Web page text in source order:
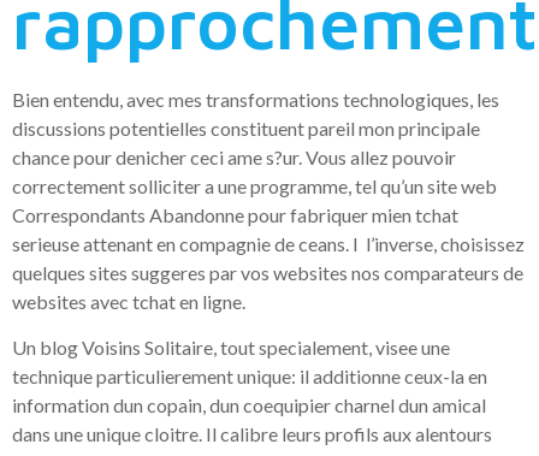
rapprochement
Bien entendu, avec mes transformations technologiques, les
discussions potentielles constituent pareil mon principale
chance pour denicher ceci ame s?ur. Vous allez pouvoir
correctement solliciter a une programme, tel qu’un site web
Correspondants Abandonne pour fabriquer mien tchat
serieuse attenant en compagnie de ceans. I l’inverse, choisissez
quelques sites suggeres par vos websites nos comparateurs de
websites avec tchat en ligne.
Un blog Voisins Solitaire, tout specialement, visee une
technique particulierement unique: il additionne ceux-la en
information dun copain, dun coequipier charnel dun amical
dans une unique cloitre. Il calibre leurs profils aux alentours